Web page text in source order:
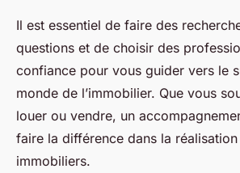
Il est essentiel de faire des
questions et de choisir des
confiance pour vous guider vers le
monde de l’immobilier. Que vous
louer ou vendre, un
faire la différence dans la
immobiliers.